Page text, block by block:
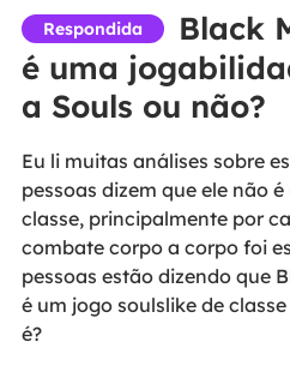
Respondida
Black
é uma
a Souls ou não?
Eu li muitas análises sobre
pessoas dizem que ele não
classe, principalmente por
combate corpo a corpo foi
pessoas estão dizendo que
é um jogo soulslike de
é?